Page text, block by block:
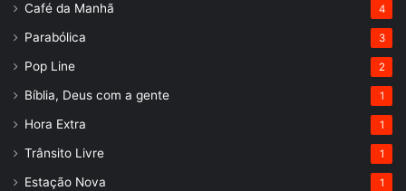
Café da Manhã 4
Parabólica 3
Pop Line 2
Bíblia, Deus com a gente 1
Hora Extra 1
Trânsito Livre 1
Estação Nova 1